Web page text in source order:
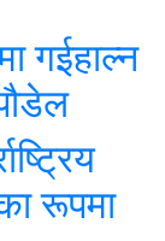
गईहाल्न
रूपमा